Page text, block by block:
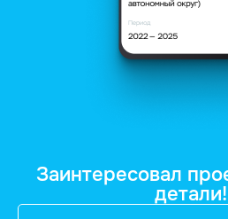
Заинтересовал
детали!